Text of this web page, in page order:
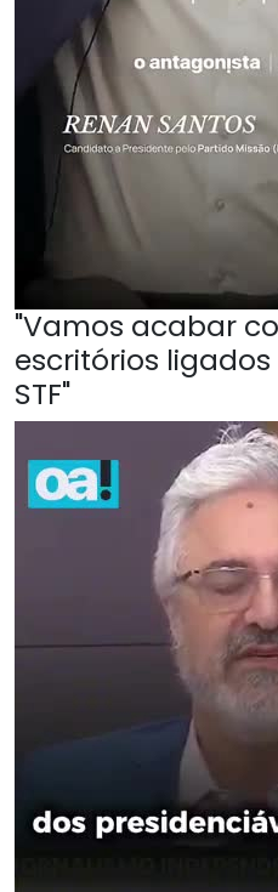
"Vamos acabar
escritórios
STF"